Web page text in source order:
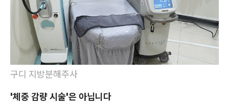
구디 지방분해주사
'체중 감량 시술'은 아닙니다